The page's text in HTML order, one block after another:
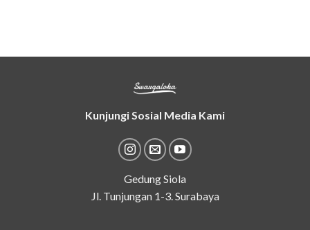
Kunjungi Sosial Media Kami
Gedung Siola
Jl. Tunjungan 1-3. Surabaya